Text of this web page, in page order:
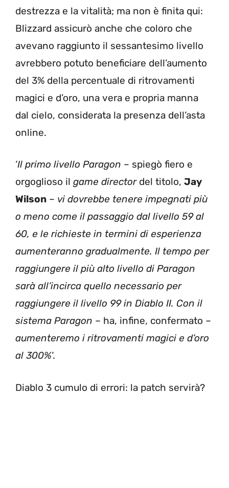
destrezza e la vitalità; ma non è finita qui:
Blizzard assicurò anche che coloro che
avevano raggiunto il sessantesimo livello
avrebbero potuto beneficiare dell’aumento
del 3% della percentuale di ritrovamenti
magici e d’oro, una vera e propria manna
dal cielo, considerata la presenza dell’asta
online.
‘Il primo livello Paragon – spiegò fiero e
orgoglioso il game directordel titolo, Jay
Wilson – vi dovrebbe tenere impegnati più
o meno come il passaggio dal livello 59 al
60, e le richieste in termini di esperienza
aumenteranno gradualmente. Il tempo per
raggiungere il più alto livello di Paragon
sarà all’incirca quello necessario per
raggiungere il livello 99 in Diablo II. Con il
sistema Paragon – ha, infine, confermato –
aumenteremo i ritrovamenti magici e d’oro
al 300%‘.
Diablo 3 cumulo di errori: la patch servirà?